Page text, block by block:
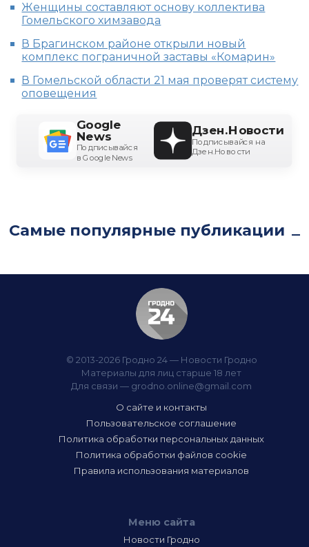
Женщины составляют основу коллектива
Гомельского химзавода
В Брагинском районе открыли новый
комплекс пограничной заставы «Комарин»
В Гомельской области 21 мая проверят систему
оповещения
Google
News
Подписывайся
в Google News
Дзен.Новости
Подписывайся на
Дзен.Новости
Самые популярные публикации
© 2013-2026 Гродно 24 — Новости Гродно
Материалы для лиц старше 18 лет
Для связи — grodno.online@gmail.com
О сайте и контакты
Пользовательское соглашение
Политика обработки персональных данных
Политика обработки файлов cookie
Правила использования материалов
Меню сайта
Новости Гродно